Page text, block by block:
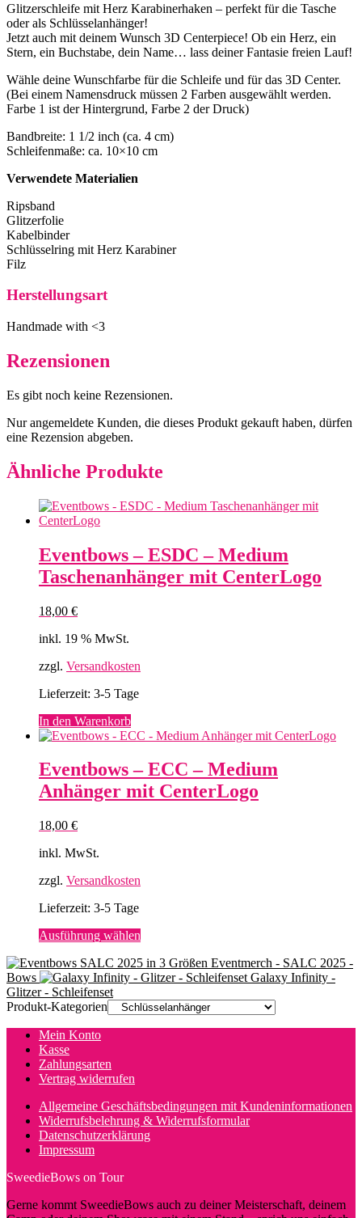
Glitzerschleife mit Herz Karabinerhaken – perfekt für die Tasche
oder als Schlüsselanhänger!
Jetzt auch mit deinem Wunsch 3D Centerpiece! Ob ein Herz, ein
Stern, ein Buchstabe, dein Name… lass deiner Fantasie freien Lauf!
Wähle deine Wunschfarbe für die Schleife und für das 3D Center.
(Bei einem Namensdruck müssen 2 Farben ausgewählt werden.
Farbe 1 ist der Hintergrund, Farbe 2 der Druck)
Bandbreite: 1 1/2 inch (ca. 4 cm)
Schleifenmaße: ca. 10×10 cm
Verwendete Materialien
Ripsband
Glitzerfolie
Kabelbinder
Schlüsselring mit Herz Karabiner
Filz
Herstellungsart
Handmade with <3
Rezensionen
Es gibt noch keine Rezensionen.
Nur angemeldete Kunden, die dieses Produkt gekauft haben, dürfen
eine Rezension abgeben.
Ähnliche Produkte
Eventbows – ESDC – Medium
Taschenanhänger mit CenterLogo
18,00 €
inkl. 19 % MwSt.
zzgl. Versandkosten
Lieferzeit: 3-5 Tage
In den Warenkorb
Eventbows – ECC – Medium
Anhänger mit CenterLogo
18,00 €
inkl. MwSt.
zzgl. Versandkosten
Lieferzeit: 3-5 Tage
Ausführung wählen
weist
mehrere
auf.
gewählt
werden
Eventmerch - SALC 2025 -
Bows
Galaxy Infinity -
Glitzer - Schleifenset
Produkt-Kategorien
Mein Konto
Kasse
Zahlungsarten
Vertrag widerrufen
Allgemeine Geschäftsbedingungen mit Kundeninformationen
Widerrufsbelehrung & Widerrufsformular
Datenschutzerklärung
Impressum
SweedieBows on Tour
Gerne kommt SweedieBows auch zu deiner Meisterschaft, deinem